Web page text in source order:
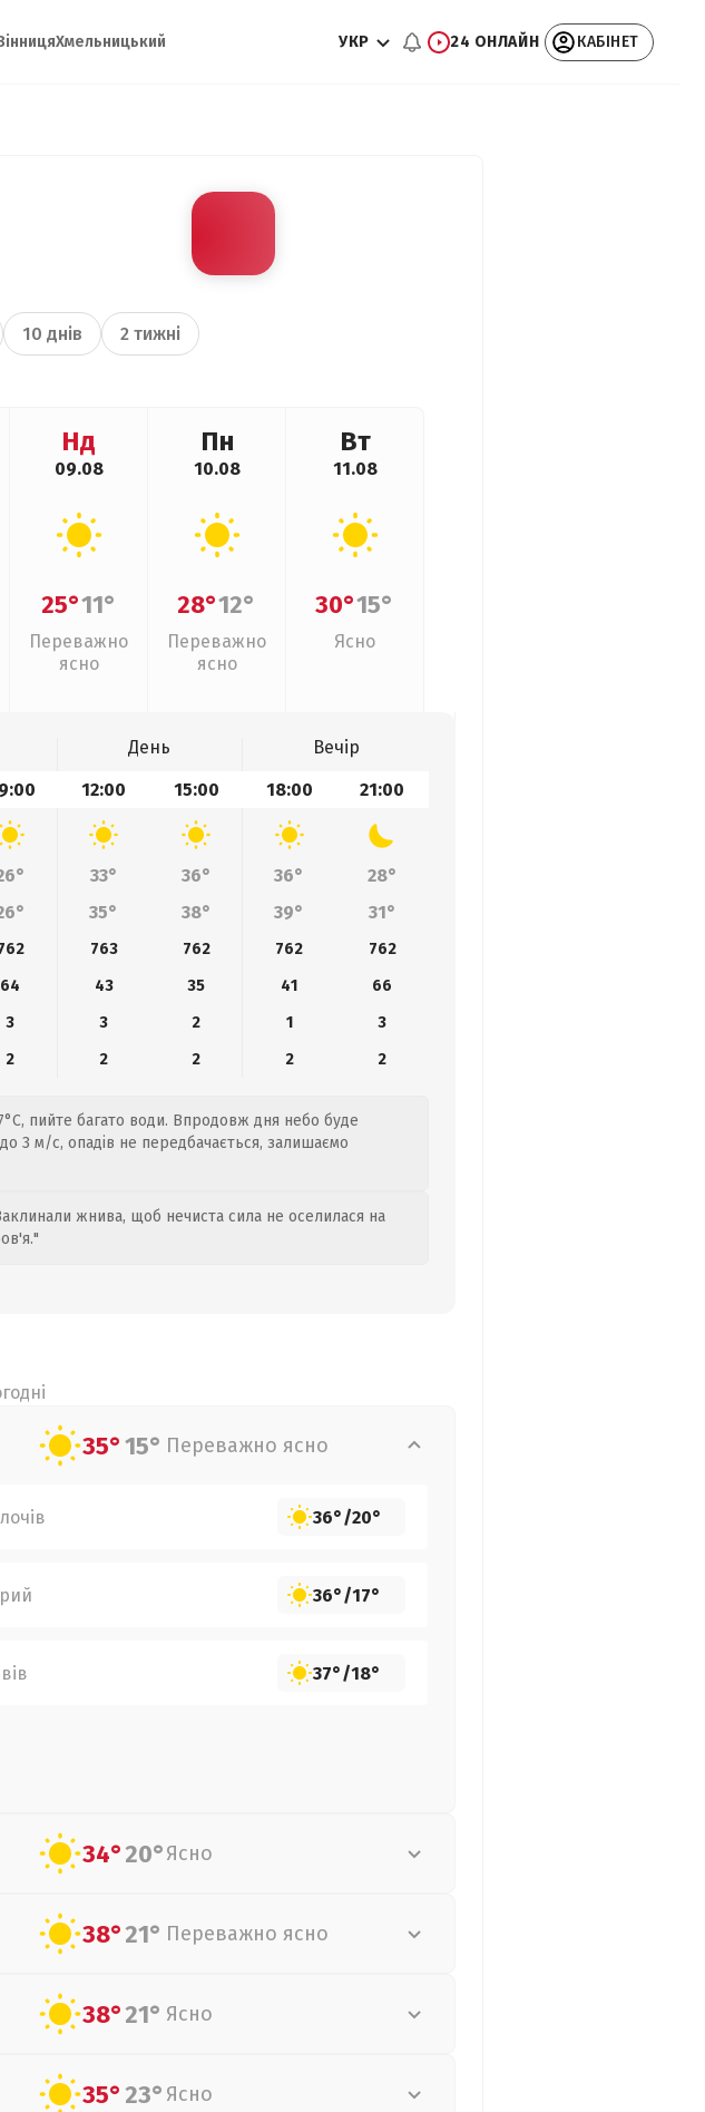
Хмельницький УКР 24 ОНЛАЙН КАБІНЕТ
10 днів 2 тижні
Нд
09.08
25°11°
Переважно
ясно
Пн
10.08
28°12°
Переважно
ясно
Вт
11.08
30°15°
Ясно
День
Вечір
12:00 15:00 18:00 21:00
33° 36° 36°
28°
35° 38° 39° 31°
763 762 762
762
64 43 35 41
66
3 3 2 1
3
2 2 2 2 2
пийте багато води. Впродовж дня небо буде
3 м/с, опадів не передбачається, залишаємо
жнива, щоб нечиста сила не оселилася на
35°15° Переважно ясно
36°/20°
36°/17°
37°/18°
34°20°Ясно
38°21° Переважно ясно
38°21° Ясно
35°23° Ясно